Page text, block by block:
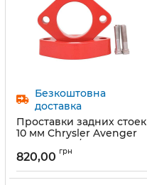
Безкоштовна
доставка
Проставки задних стоек
10 мм Chrysler Avenger
(1029-15-006/10)
Артикул: 1029-15-006/10
820,00 грн